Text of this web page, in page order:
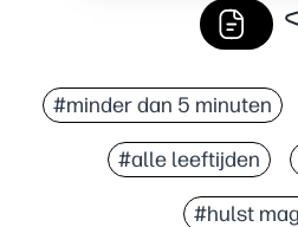
#minder dan 5 minuten
#alle leeftijden
#hulst